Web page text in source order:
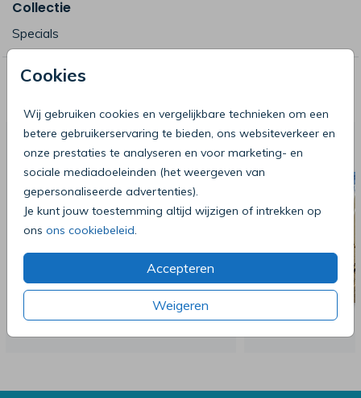
Cookies
Wij gebruiken cookies en vergelijkbare technieken om een
betere gebruikerservaring te bieden, ons websiteverkeer en
onze prestaties te analyseren en voor marketing- en
sociale mediadoeleinden (het weergeven van
gepersonaliseerde advertenties).
Je kunt jouw toestemming altijd wijzigen of intrekken op
ons ons cookiebeleid
Accepteren
Weigeren
Collectie
Specials
Deze producten zijn wellicht ook iets
voor je